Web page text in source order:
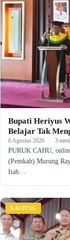
Bupati Heriyus
Belajar Tak
6 Agustus 2026 · 3
PURUK CAHU,
(Pemkab) Murung
Itah…
KALTENG